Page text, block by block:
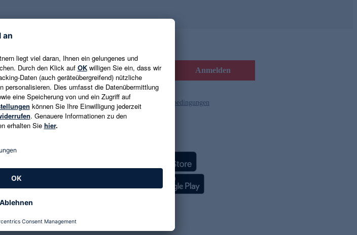
E-Mail-Adresse eingeben Anmelden
Es gelten die Datenschutzrichtlinien und die Gutscheinbedingungen
Rechtliches